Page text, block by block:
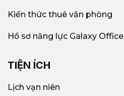
Kiến thức thuê văn phòng
Hồ sơ năng lực Galaxy Office
TIỆN ÍCH
Lịch vạn niên